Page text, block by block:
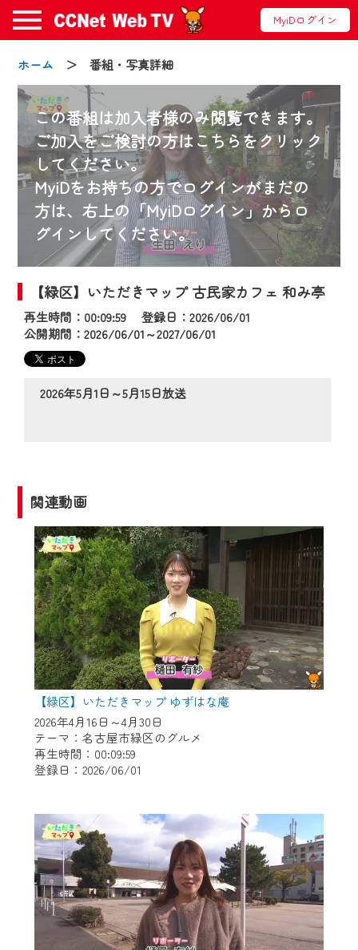
MyiDログイン
ホーム ＞ 番組・写真詳細
この番組は加入者様のみ閲覧できます。
ご加入をご検討の方はこちらをクリック
してください。
MyiDをお持ちの方でログインがまだの
方は、右上の「MyiDログイン」からロ
グインしてください。
【緑区】いただきマップ 古民家カフェ 和み亭
再生時間：00:09:59 登録日：2026/06/01
公開期間：2026/06/01～2027/06/01
2026年5月1日～5月15日放送
関連動画
【緑区】いただきマップ ゆずはな庵
2026年4月16日～4月30日
テーマ：名古屋市緑区のグルメ
再生時間：00:09:59
登録日：2026/06/01
お知らせ
2024/09/02
動画配信サービス『CCNet Web TV』は2024
年9月24日からリニューアルします！
【変更点】
◆デザイン変更により、お住まいの地域
の動画コンテンツが一目瞭然。
◆当社アプリやＰＣブラウザから、いつ
でも・どこでも・外出先でも！
2024年9月24日からはご加入者様へのサー
ビス向上のため、
『CCNet Web TV』を利用いただくには、
一部コンテンツを除き、
CCNetサービスへの加入と『CCNetマイ
ページ※』へのログインが必要となりま
す。
何卒、ご理解ご了承の程よろしくお願い
いたします。
※マイページへのログインには、MyIDが必
要となります。
※MyIDとは、CCNet Web TVを含むCCNetの
各種サービスをご利用頂くためのIDです。
で設定できます。
（GmailやYahooなどのフリーメールアドレ
スでも作成可能です）
※マイページへのログイン・MyIDの新規登
録はこちらから
※CCNetアプリをご利用中の方は引き続き